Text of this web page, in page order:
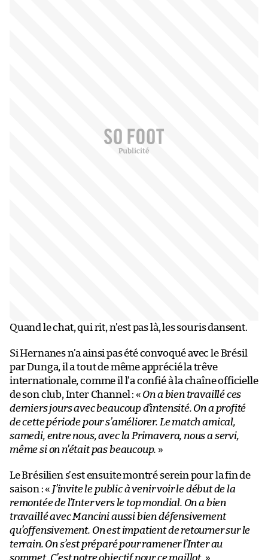
Quand le chat, qui rit, n’est pas là, les souris dansent.
Si Hernanes n’a ainsi pas été convoqué avec le Brésil
par Dunga, il a tout de même apprécié la trêve
internationale, comme il l’a confié à la chaîne officielle
de son club, Inter Channel : « On a bien travaillé ces
derniers jours avec beaucoup d’intensité. On a profité
de cette période pour s’améliorer. Le match amical,
samedi, entre nous, avec la Primavera, nous a servi,
même si on n’était pas beaucoup. »
Le Brésilien s’est ensuite montré serein pour la fin de
saison : « J’invite le public à venir voir le début de la
remontée de l’Inter vers le top mondial. On a bien
travaillé avec Mancini aussi bien défensivement
qu’offensivement. On est impatient de retourner sur le
terrain. On s’est préparé pour ramener l’Inter au